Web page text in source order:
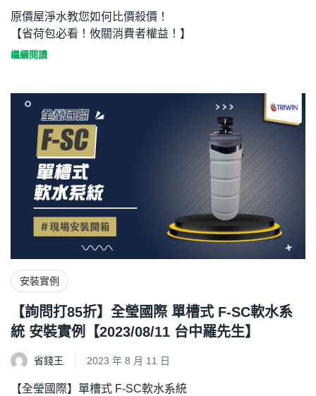
原價屋淨水教您如何比價殺價！
【省荷包必看！攸關消費者權益！】
繼續閱讀
安裝實例
【詢問打85折】全瑩國際 單槽式 F-SC軟水系
統 安裝實例【2023/08/11 台中羅先生】
省錢王 2023 年 8 月 11 日
【全瑩國際】單槽式 F-SC軟水系統